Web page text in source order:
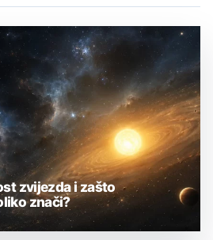
zvijezda i zašto
znači?